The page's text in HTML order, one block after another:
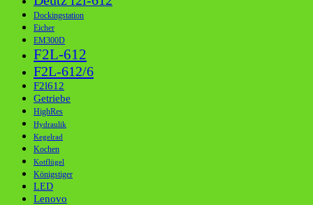
Dockingstation
Eicher
EM300D
F2L-612
F2L-612/6
F2l612
Getriebe
HighRes
Hydraulik
Kegelrad
Kochen
Kotflügel
Königstiger
LED
Lenovo